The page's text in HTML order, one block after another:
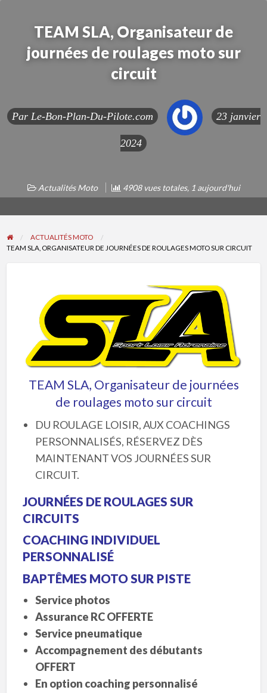
TEAM SLA, Organisateur de
journées de roulages moto sur
circuit
Par Le-Bon-Plan-Du-Pilote.com 23 janvier
2024
Actualités Moto 4908 vues totales, 1 aujourd'hui
ACTUALITÉS MOTO
TEAM SLA, ORGANISATEUR DE JOURNÉES DE ROULAGES MOTO SUR CIRCUIT
TEAM SLA, Organisateur de journées
de roulages moto sur circuit
DU ROULAGE LOISIR, AUX COACHINGS
PERSONNALISÉS, RÉSERVEZ DÈS
MAINTENANT VOS JOURNÉES SUR
CIRCUIT.
JOURNÉES DE ROULAGES SUR
CIRCUITS
COACHING INDIVIDUEL
PERSONNALISÉ
BAPTÊMES MOTO SUR PISTE
Service photos
Assurance RC OFFERTE
Service pneumatique
Accompagnement des débutants
OFFERT
En option coaching personnalisé